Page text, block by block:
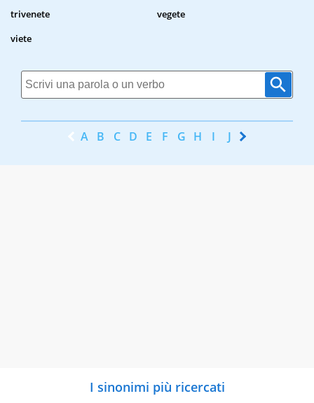
trivenete
vegete
viete
A B C D E F G H I J K
I sinonimi più ricercati